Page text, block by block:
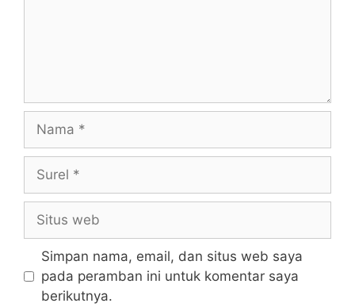
Nama
Surel
Situs
web
Simpan nama, email, dan situs web saya
pada peramban ini untuk komentar saya
berikutnya.